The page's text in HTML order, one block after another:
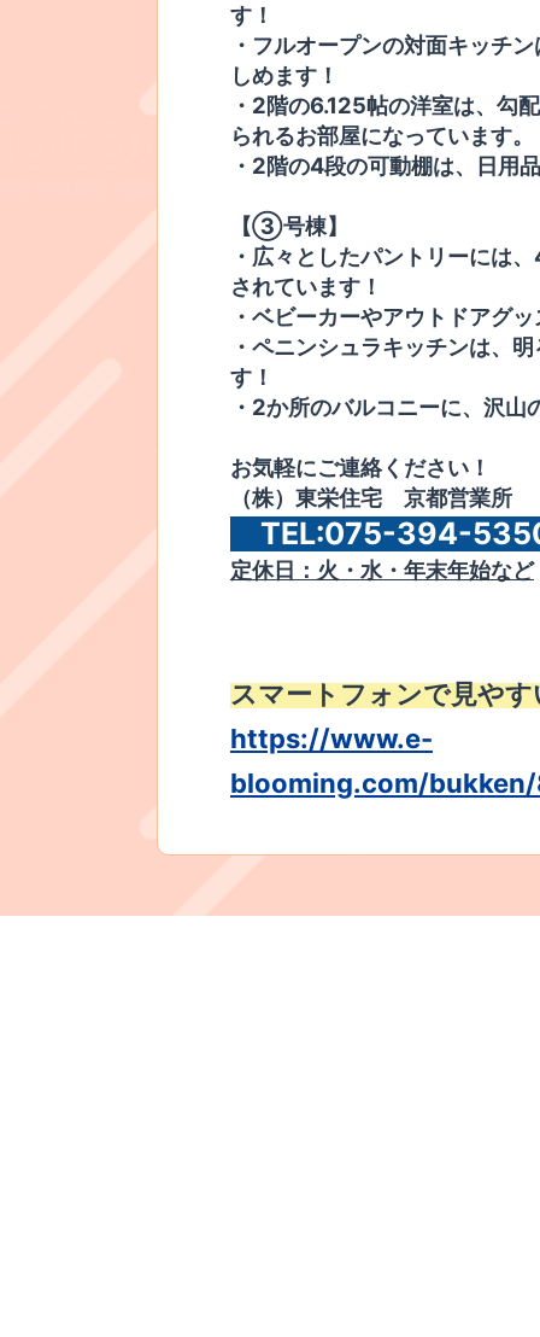
す！
・フルオープンの対面キッチ
しめます！
・​2階の6.125帖の洋室は、勾
られるお部屋になっています。
・2階の4段の可動棚は、日用
【③号棟】
・広々としたパントリーには
されています！
・ベビーカーやアウトドアグ
・ペニンシュラキッチンは、
す！
・2か所のバルコニーに、沢
​お気軽にご連絡ください！
​（株）東栄住宅 京都営業所
​TEL:075-394-
​定休日：火・水・年末年始など
スマートフォンで見や
https://www.e-
blooming.com/